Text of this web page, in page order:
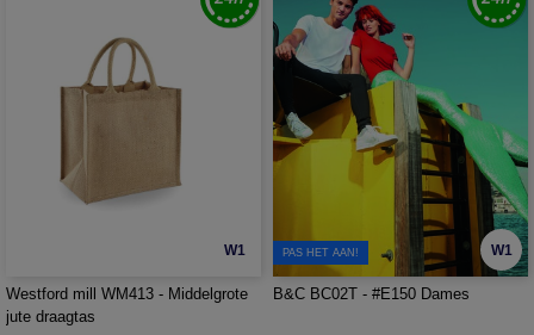
W1
Westford mill WM413 - Middelgrote
jute draagtas
W1
PAS HET AAN!
B&C BC02T - #E150 Dames